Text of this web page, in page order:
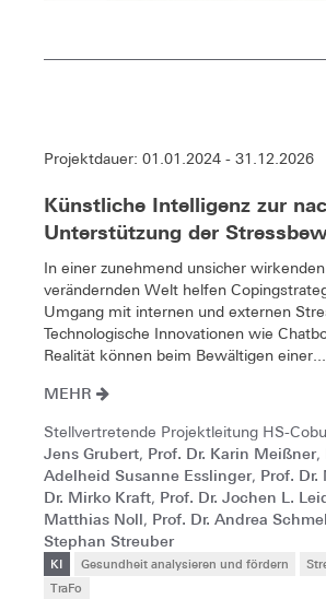
Projektdauer: 01.01.2024 - 31.12.2026
Künstliche Intelligenz zur
Unterstützung der
In einer zunehmend unsicher
verändernden Welt helfen
Umgang mit internen und externen
Technologische Innovationen wie
Realität können beim Bewältigen einer...
MEHR
Stellvertretende Projektleitung HS-
Jens Grubert, Prof. Dr. Karin Meißner,
Adelheid Susanne Esslinger, Prof. Dr.
Dr. Mirko Kraft, Prof. Dr. Jochen L.
Matthias Noll, Prof. Dr. Andrea
Stephan Streuber
KI Gesundheit analysieren und fördern
TraFo